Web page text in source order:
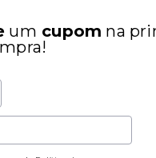
um cupom na